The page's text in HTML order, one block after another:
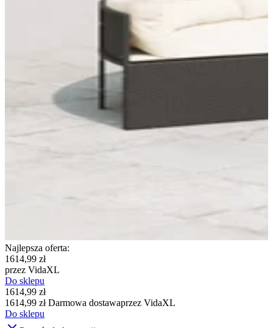
Najlepsza oferta:
1614,99 zł
przez VidaXL
Do sklepu
1614,99 zł
1614,99 złDarmowa dostawaprzez VidaXL
Do sklepu